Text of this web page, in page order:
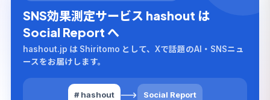
SNS効果測定サービス hashout は
Social Report へ
hashout.jp は Shiritomo として、Xで話題のAI・SNSニュ
ースをお届けします。
# hashout Social Report